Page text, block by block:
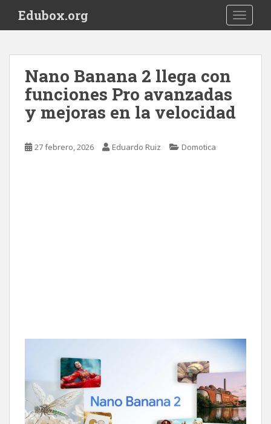
i
Edubox.org
Nano Banana 2 llega con
funciones Pro avanzadas
y mejoras en la velocidad
27 febrero, 2026 Eduardo Ruiz Domotica